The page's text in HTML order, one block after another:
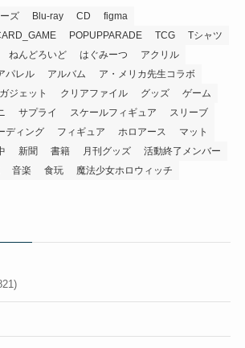
ズ Blu-ray CD
figma
POPUPPARADE TCG
Tシャツ
ねんどろいど はぐみーつ
アクリル
パレル アルバム
ア・メリカ先生コラボ
ガジェット クリアファイル グッズ
ゲーム
サプライ スケールフィギュア
スリーブ
ディング フィギュア ホロアース
マット
新聞 書籍 月刊グッズ
活動終了メンバー
音楽 食玩 魔法少女ホロウィッチ